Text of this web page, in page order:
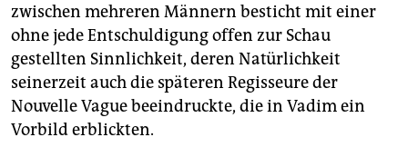
zwischen mehreren Männern besticht mit einer
ohne jede Entschuldigung offen zur Schau
gestellten Sinnlichkeit, deren Natürlichkeit
seinerzeit auch die späteren Regisseure der
Nouvelle Vague beeindruckte, die in Vadim ein
Vorbild erblickten.